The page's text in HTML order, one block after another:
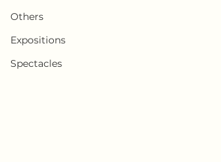
Others
Expositions
Spectacles